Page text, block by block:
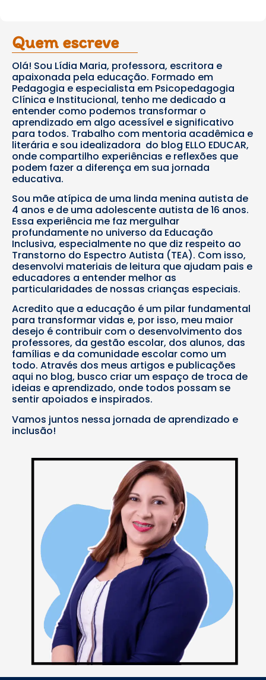
Quem escreve
Olá! Sou Lídia Maria, professora, escritora e
apaixonada pela educação. Formado em
Pedagogia e especialista em Psicopedagogia
Clínica e Institucional, tenho me dedicado a
entender como podemos transformar o
aprendizado em algo acessível e significativo
para todos. Trabalho com mentoria acadêmica e
literária e sou idealizadora do blog ELLO EDUCAR,
onde compartilho experiências e reflexões que
podem fazer a diferença em sua jornada
educativa.
Sou mãe atípica de uma linda menina autista de
4 anos e de uma adolescente autista de 16 anos.
Essa experiência me faz mergulhar
profundamente no universo da Educação
Inclusiva, especialmente no que diz respeito ao
Transtorno do Espectro Autista (TEA). Com isso,
desenvolvi materiais de leitura que ajudam pais e
educadores a entender melhor as
particularidades de nossas crianças especiais.
Acredito que a educação é um pilar fundamental
para transformar vidas e, por isso, meu maior
desejo é contribuir com o desenvolvimento dos
professores, da gestão escolar, dos alunos, das
famílias e da comunidade escolar como um
todo. Através dos meus artigos e publicações
aqui no blog, busco criar um espaço de troca de
ideias e aprendizado, onde todos possam se
sentir apoiados e inspirados.
Vamos juntos nessa jornada de aprendizado e
inclusão!